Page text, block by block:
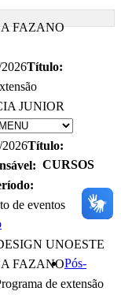
FAZANO
Título:
JUNIOR
Título:
de eventos
UNOESTE
FAZANO
de extensão
CURSOS
Pós-